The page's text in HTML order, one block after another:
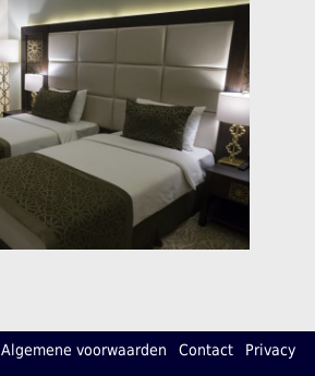
Algemene voorwaarden Contact Privacy